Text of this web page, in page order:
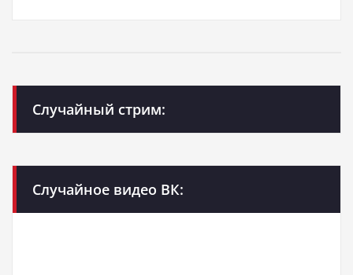
Случайный стрим:
Случайное видео ВК: